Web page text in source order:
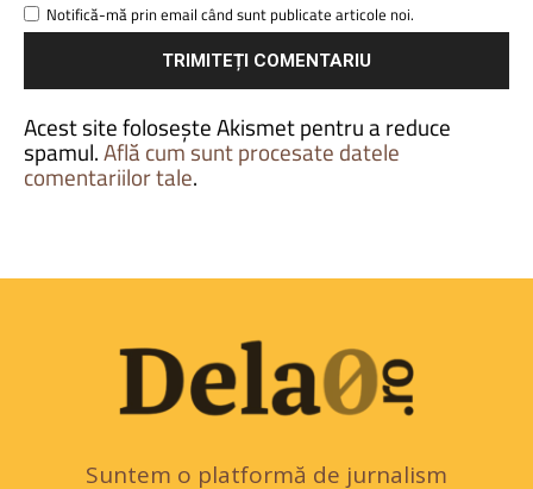
Notifică-mă prin email când sunt publicate articole noi.
Acest site folosește Akismet pentru a reduce
spamul.Află cum sunt procesate datele
comentariilor tale.
Suntem o platformă de jurnalism